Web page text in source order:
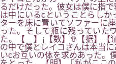
るだけだった。彼女は僕に指
は中にいるcということらしか
ターを床に置いてソファーに
った。そして瓶に残っていた
た。【 】¡【数】✞【据】【
の中で僕とレイコさんは本当
いcお互いの体を求めあった。